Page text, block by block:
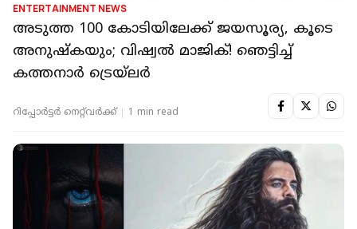
ENTERTAINMENT NEWS
അടുത്ത 100 കോടിയിലേക്ക് ജയസൂര്യ, കൂടെ
അനുഷ്കയും; വിഷ്വൽ മാജിക്! ഞെട്ടിച്ച്
കത്തനാർ ട്രെയ്‌ലർ
റിപ്പോർട്ടർ നെറ്റ്‌വര്‍ക്ക്‌ 1 min read